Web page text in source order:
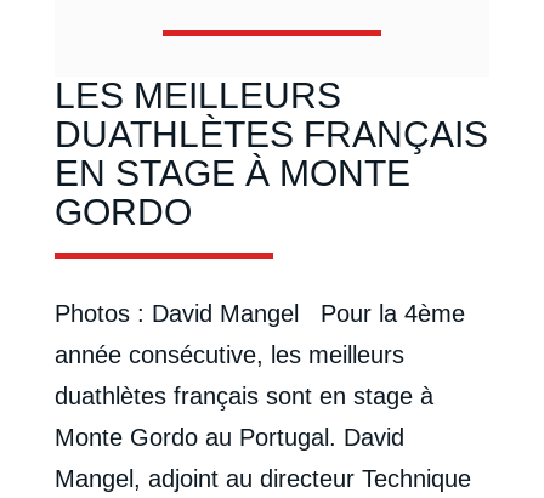
LES MEILLEURS
DUATHLÈTES FRANÇAIS
EN STAGE À MONTE
GORDO
Photos : David Mangel Pour la 4ème
année consécutive, les meilleurs
duathlètes français sont en stage à
Monte Gordo au Portugal. David
Mangel, adjoint au directeur Technique